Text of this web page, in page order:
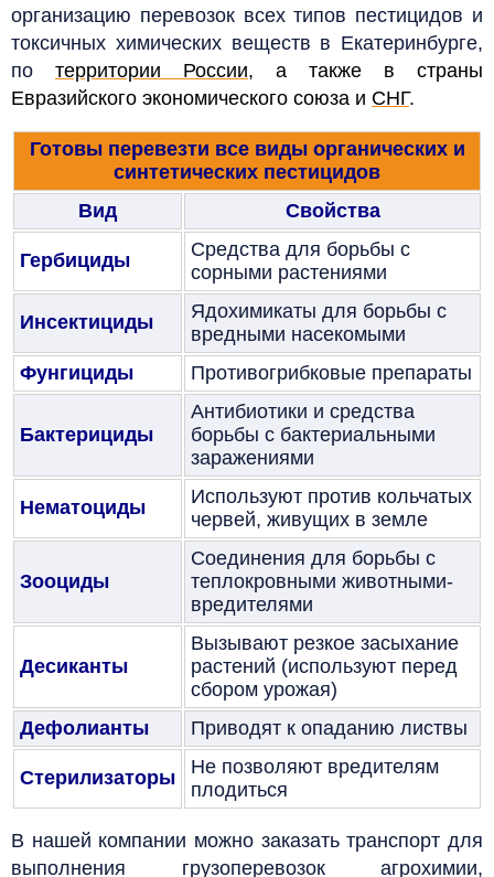
организацию перевозок всех типов пестицидов и
токсичных химических веществ в Екатеринбурге,
по территории России, а также в страны
Евразийского экономического союза и СНГ.
Готовы перевезти все виды органических и
синтетических пестицидов
Вид
Свойства
Гербициды
Средства для борьбы с
сорными растениями
Инсектициды
Ядохимикаты для борьбы с
вредными насекомыми
Фунгициды
Противогрибковые препараты
Бактерициды
Антибиотики и средства
борьбы с бактериальными
заражениями
Нематоциды
Используют против кольчатых
червей, живущих в земле
Зооциды
Соединения для борьбы с
теплокровными животными-
вредителями
Десиканты
Вызывают резкое засыхание
растений (используют перед
сбором урожая)
Дефолианты
Приводят к опаданию листвы
Стерилизаторы
Не позволяют вредителям
плодиться
В нашей компании можно заказать транспорт для
выполнения грузоперевозок агрохимии,